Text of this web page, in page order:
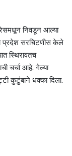
निवडून आल्या
प्रदेश सरचिटणीस केले
स्थिरावतच
चर्चा आहे. गेल्या
कुटुंबाने धक्का दिला.